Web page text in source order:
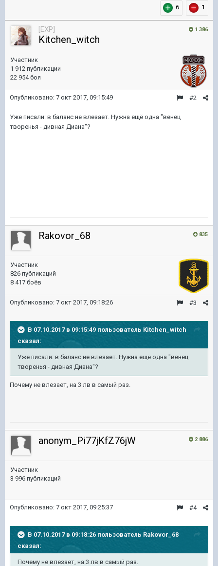
6 1
1 386
[EXP]
Kitchen_witch
Участник
1 912 публикации
22 954 боя
#2
Опубликовано: 7 окт 2017, 09:15:49
Уже писали: в баланс не влезает. Нужна ещё одна "венец
творенья - дивная Диана"?
835
Rakovor_68
Участник
826 публикаций
8 417 боёв
#3
Опубликовано: 7 окт 2017, 09:18:26
В 07.10.2017 в 09:15:49 пользователь Kitchen_witch
сказал:
Уже писали: в баланс не влезает. Нужна ещё одна "венец
творенья - дивная Диана"?
Почему не влезает, на 3 лв в самый раз.
2 886
anonym_Pi77jKfZ76jW
Участник
3 996 публикаций
#4
Опубликовано: 7 окт 2017, 09:25:37
В 07.10.2017 в 09:18:26 пользователь Rakovor_68
сказал:
Почему не влезает, на 3 лв в самый раз.